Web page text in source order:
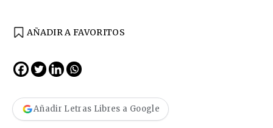
AÑADIR A FAVORITOS
Añadir Letras Libres a Google